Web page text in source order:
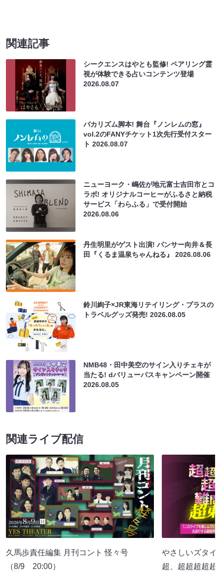
関連記事
シークエンスはやとも監修! ペアリング霊
視が体験できる占いコンテンツ登場
2026.08.07
バカリズム脚本! 舞台『ノンレムの窓』
vol.2のFANYチケット1次先行受付スター
ト2026.08.07
ニューヨーク・嶋佐が地元富士吉田市とコ
ラボ! オリジナルコーヒーがふるさと納税
サービス「わらふる」で受付開始
2026.08.06
丹生明里がゲスト出演! パンサー向井＆長
田『くるま温泉ちゃんねる』2026.08.06
鈴川絢子×JR東海リテイリング・プラスの
トラベルグッズ発売!2026.08.05
NMB48・田中美空のサイン入りチェキが
当たる! dバリューパスキャンペーン開催
2026.08.05
関連ライブ配信
久馬歩責任編集 月刊コント 怪々号
（8/9 20:00）
やさしいズタイ
超、超超超超超